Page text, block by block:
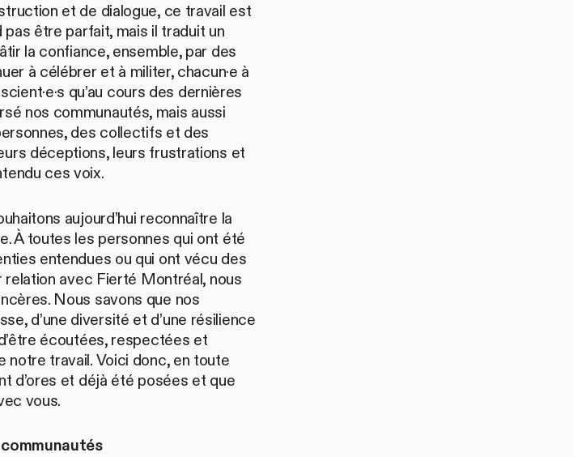
et de dialogue, ce travail est
être parfait, mais il traduit un
la confiance, ensemble, par des
à célébrer et à militer, chacun·e à
qu’au cours des dernières
nos communautés, mais aussi
des collectifs et des
déceptions, leurs frustrations et
ces voix.
aujourd’hui reconnaître la
À toutes les personnes qui ont été
entendues ou qui ont vécu des
avec Fierté Montréal, nous
Nous savons que nos
d’une diversité et d’une résilience
écoutées, respectées et
notre travail. Voici donc, en toute
d’ores et déjà été posées et que
vous.